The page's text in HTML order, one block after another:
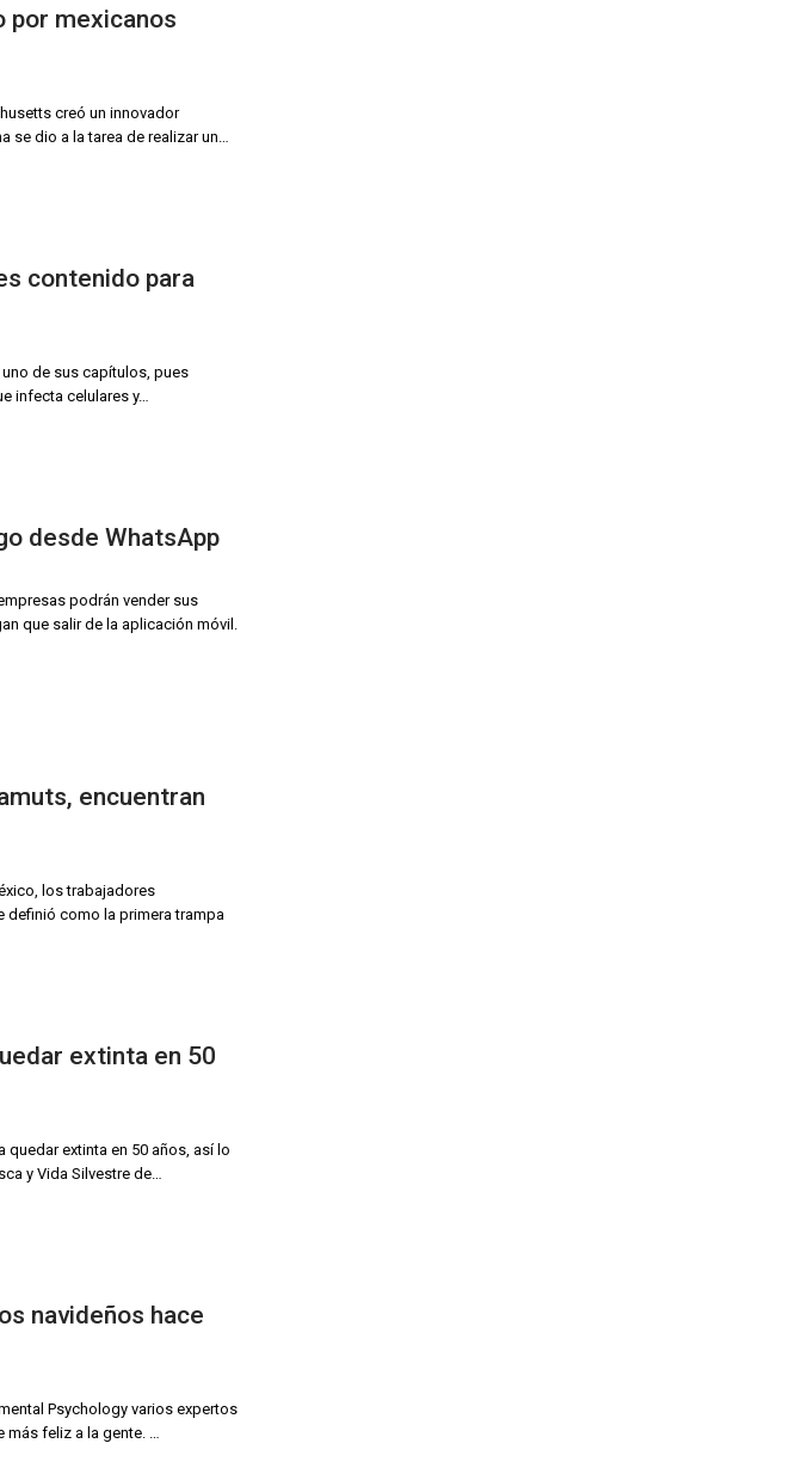
por mexicanos
creó un innovador
se dio a la tarea de realizar un
contenido para
de sus capítulos, pues
infecta celulares y…
desde WhatsApp
podrán vender sus
que salir de la aplicación móvil.
encuentran
los trabajadores
definió como la primera trampa
extinta en 50
extinta en 50 años, así lo
y Vida Silvestre de
navideños hace
Psychology varios expertos
feliz a la gente.